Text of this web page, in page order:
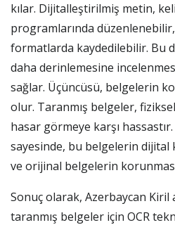
kılar. Dijitalleştirilmiş metin,
programlarında
formatlarda kaydedilebilir. Bu
daha derinlemesine
sağlar. Üçüncüsü, belgelerin
olur. Taranmış belgeler,
hasar görmeye karşı
sayesinde, bu belgelerin
ve orijinal belgelerin
Sonuç olarak, Azerbaycan Kiril
taranmış belgeler için OCR